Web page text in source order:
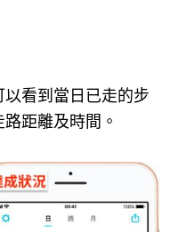
以看到當日已走的步
距離及時間。